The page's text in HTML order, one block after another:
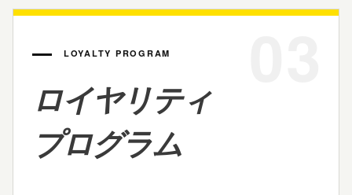
LOYALTY PROGRAM
ロイヤリティ
プログラム